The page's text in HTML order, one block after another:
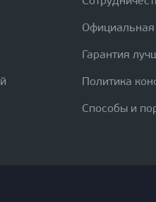
Гарантия
Политика
Способы и